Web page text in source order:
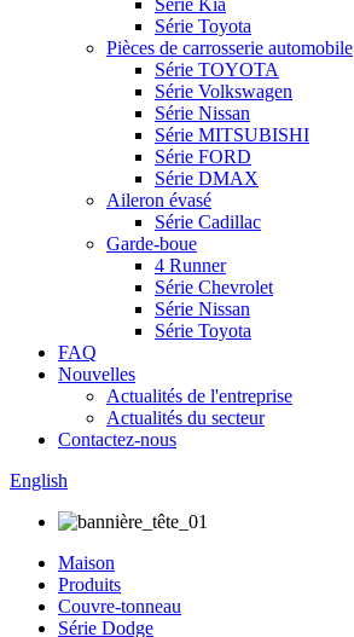
Série Kia
Série Toyota
Pièces de carrosserie automobile
Série TOYOTA
Série Volkswagen
Série Nissan
Série MITSUBISHI
Série FORD
Série DMAX
Aileron évasé
Série Cadillac
Garde-boue
4 Runner
Série Chevrolet
Série Nissan
Série Toyota
FAQ
Nouvelles
Actualités de l'entreprise
Actualités du secteur
Contactez-nous
English
Maison
Produits
Couvre-tonneau
Série Dodge